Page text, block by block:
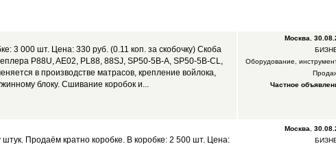
3 000 шт. Цена: 330 руб. (0.11 коп. за скобочку) Скоба
P88U, AE02, PL88, 88SJ, SP50-5B-A, SP50-5B-CL,
в производстве матрасов, крепление войлока,
блоку. Сшивание коробок и...
Москва
Оборудование,
Частное
штук. Продаём кратно коробке. В коробке: 2 500 шт. Цена:
Москва